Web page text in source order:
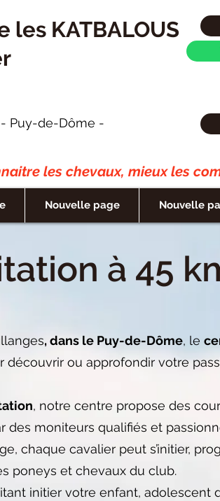
les KATBALOUS
Puy-de-Dôme -
les chevaux, mieux les
Nouvelle page Nouvelle
à 45
, dans le Puy-de-Dôme, le
découvrir ou approfondir votre
, notre centre propose des
des moniteurs qualifiés et
chaque cavalier peut s’initier,
poneys et chevaux du club.
initier votre enfant, adolescent